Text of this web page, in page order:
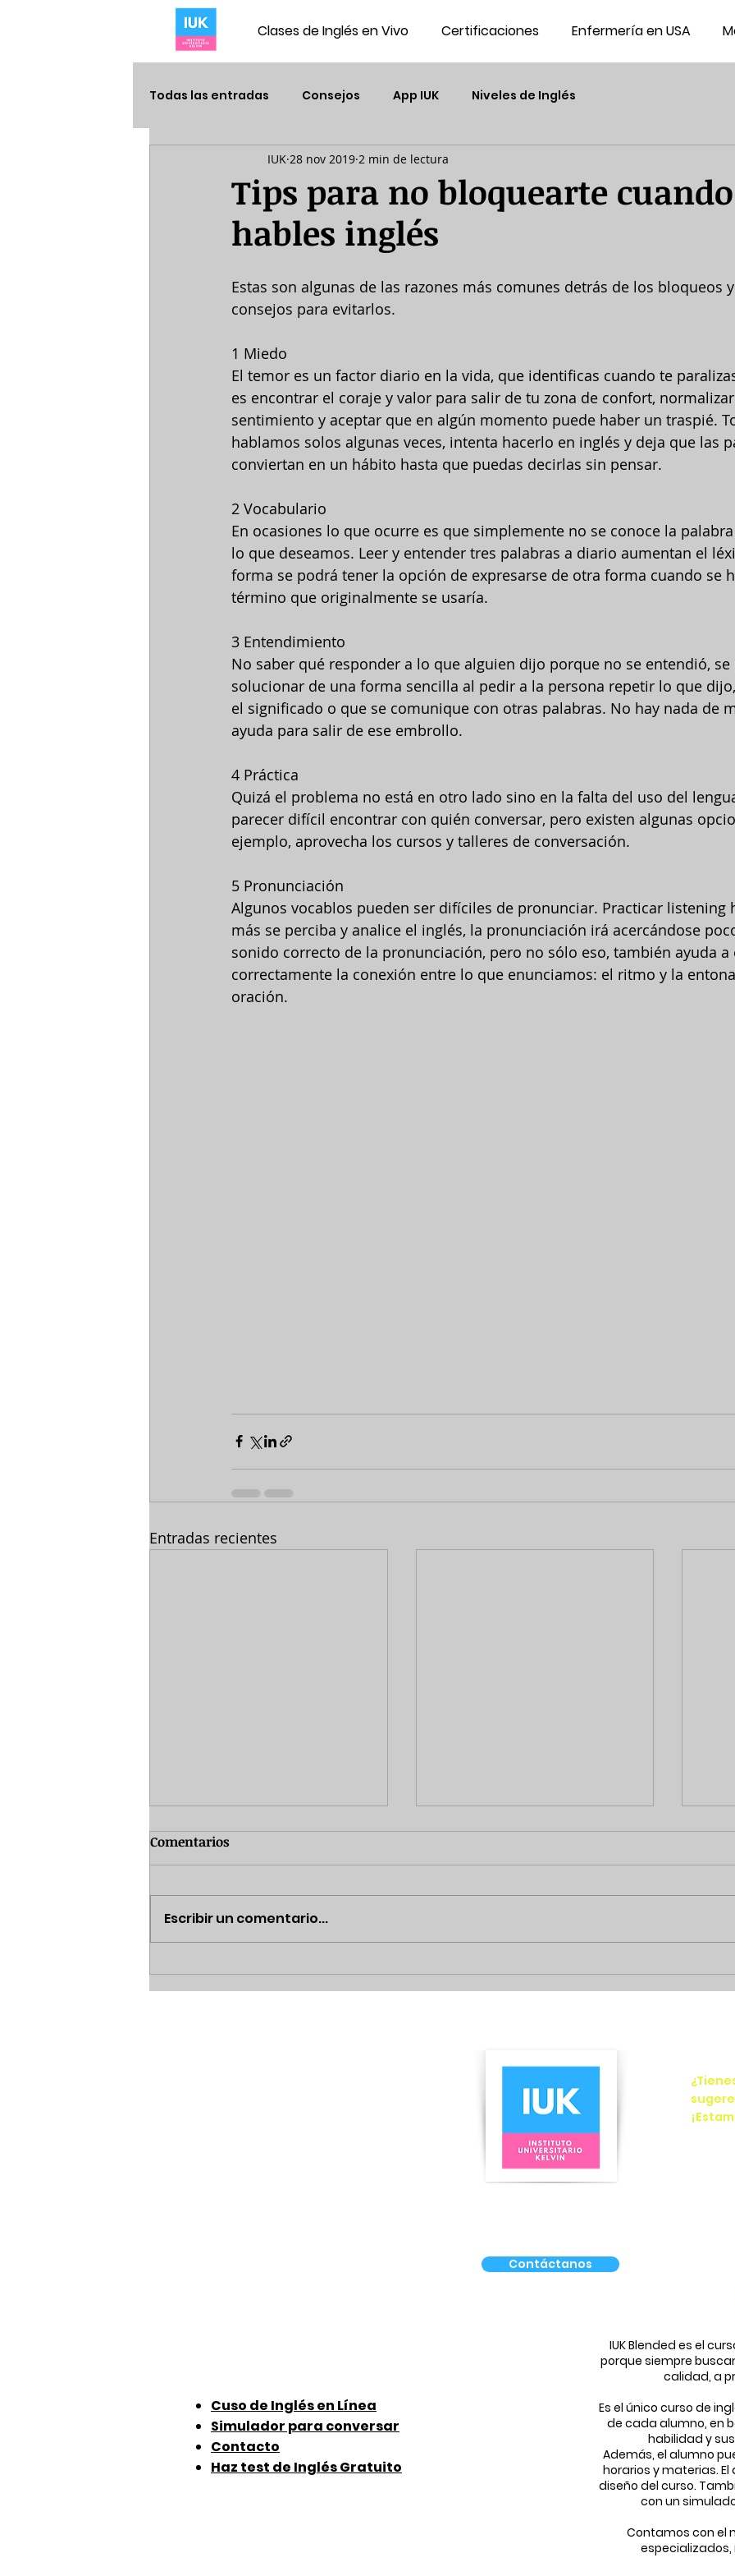
Clases de Inglés en Vivo Certificaciones Enfermería en USA
Todas las entradas Consejos App IUK Niveles de Inglés
Tips para no bloquearte cuando
hables inglés
IUK 28 nov 2019 2 min de lectura
Estas son algunas de las razones más comunes detrás de los bloqueos
consejos para evitarlos.
1 Miedo
El temor es un factor diario en la vida, que identificas cuando te
es encontrar el coraje y valor para salir de tu zona de confort,
sentimiento y aceptar que en algún momento puede haber un traspié.
hablamos solos algunas veces, intenta hacerlo en inglés y deja que las
conviertan en un hábito hasta que puedas decirlas sin pensar.
2 Vocabulario
En ocasiones lo que ocurre es que simplemente no se conoce la
lo que deseamos. Leer y entender tres palabras a diario aumentan el
forma se podrá tener la opción de expresarse de otra forma cuando se
término que originalmente se usaría.
3 Entendimiento
No saber qué responder a lo que alguien dijo porque no se entendió, se
solucionar de una forma sencilla al pedir a la persona repetir lo que
el significado o que se comunique con otras palabras. No hay nada de
ayuda para salir de ese embrollo.
4 Práctica
Quizá el problema no está en otro lado sino en la falta del uso del
parecer difícil encontrar con quién conversar, pero existen algunas
ejemplo, aprovecha los cursos y talleres de conversación.
5 Pronunciación
Algunos vocablos pueden ser difíciles de pronunciar. Practicar listening
más se perciba y analice el inglés, la pronunciación irá acercándose
sonido correcto de la pronunciación, pero no sólo eso, también ayuda a
correctamente la conexión entre lo que enunciamos: el ritmo y la
oración.
Entradas recientes
Vocabulario: En el trabajo,
NEGOCIOS
Comentarios
Escribir un comentario...
Contáctanos
Cuso de Inglés en Línea
Simulador para conversar
Contacto
Haz test de Inglés Gratuito
IUK Blended es el
porque siempre
calidad, a
Es el único curso de
de cada alumno, en
habilidad y
Además, el alumno
horarios y materias.
diseño del curso.
con un
Contamos con el